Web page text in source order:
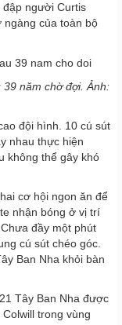
đập người Curtis
của toàn bộ
năm chờ đợi. Ảnh:
đội hình. 10 cú sút
nhau thực hiện
không thể gây khó
cơ hội ngon ăn để
nhận bóng ở vị trí
đầy một phút
cú sút chéo góc.
Ban Nha khỏi bàn
Tây Ban Nha được
trong vùng